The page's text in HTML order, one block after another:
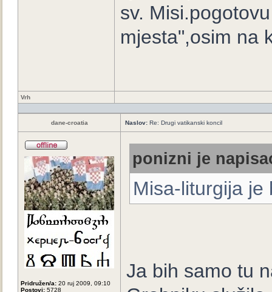
sv.
mjesta",osim na
Vrh
dane-croatia Naslov: Re: Drugi vatikanski koncil
Pridružen/a: 20 ruj 2009, 09:10
Postovi: 5728
ponizni je
Misa-liturgija je
Ja bih samo tu